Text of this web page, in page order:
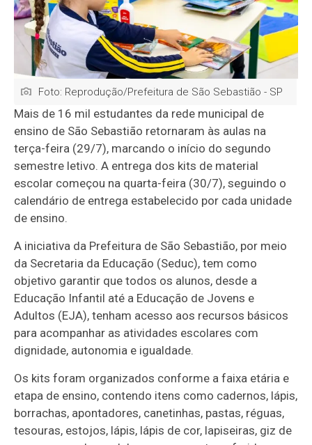
Foto: Reprodução/Prefeitura de São Sebastião - SP
Mais de 16 mil estudantes da rede municipal de
ensino de São Sebastião retornaram às aulas na
terça-feira (29/7), marcando o início do segundo
semestre letivo. A entrega dos kits de material
escolar começou na quarta-feira (30/7), seguindo o
calendário de entrega estabelecido por cada unidade
de ensino.
A iniciativa da Prefeitura de São Sebastião, por meio
da Secretaria da Educação (Seduc), tem como
objetivo garantir que todos os alunos, desde a
Educação Infantil até a Educação de Jovens e
Adultos (EJA), tenham acesso aos recursos básicos
para acompanhar as atividades escolares com
dignidade, autonomia e igualdade.
Os kits foram organizados conforme a faixa etária e
etapa de ensino, contendo itens como cadernos, lápis,
borrachas, apontadores, canetinhas, pastas, réguas,
tesouras, estojos, lápis, lápis de cor, lapiseiras, giz de